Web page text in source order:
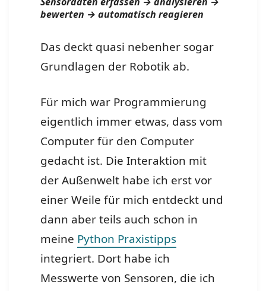
bewerten → automatisch reagieren
Das deckt quasi nebenher sogar
Grundlagen der Robotik ab.
Für mich war Programmierung
eigentlich immer etwas, dass vom
Computer für den Computer
gedacht ist. Die Interaktion mit
der Außenwelt habe ich erst vor
einer Weile für mich entdeckt und
dann aber teils auch schon in
meine Python Praxistipps
integriert. Dort habe ich
Messwerte von Sensoren, die ich